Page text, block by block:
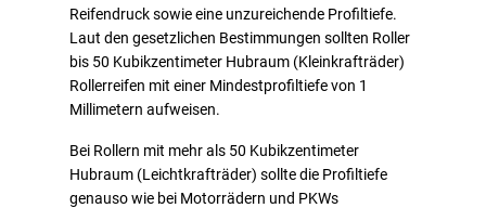
Reifendruck sowie eine unzureichende Profiltiefe.
Laut den gesetzlichen Bestimmungen sollten Roller
bis 50 Kubikzentimeter Hubraum (Kleinkrafträder)
Rollerreifen mit einer Mindestprofiltiefe von 1
Millimetern aufweisen.
Bei Rollern mit mehr als 50 Kubikzentimeter
Hubraum (Leichtkrafträder) sollte die Profiltiefe
genauso wie bei Motorrädern und PKWs